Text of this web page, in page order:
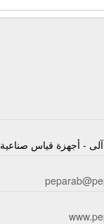
- أجهزة قياس صناعية